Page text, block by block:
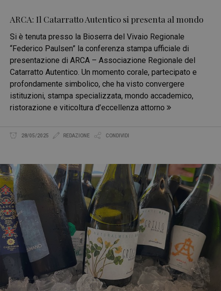
ARCA: Il Catarratto Autentico si presenta al mondo
Si è tenuta presso la Bioserra del Vivaio Regionale
“Federico Paulsen” la conferenza stampa ufficiale di
presentazione di ARCA – Associazione Regionale del
Catarratto Autentico. Un momento corale, partecipato e
profondamente simbolico, che ha visto convergere
istituzioni, stampa specializzata, mondo accademico,
ristorazione e viticoltura d’eccellenza attorno
28/05/2025 REDAZIONE CONDIVIDI